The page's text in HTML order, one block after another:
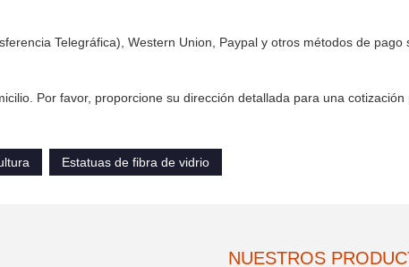
Telegráfica), Western Union, Paypal y otros métodos de pago
Por favor, proporcione su dirección detallada para una cotización
Estatuas de fibra de vidrio
NUESTROS